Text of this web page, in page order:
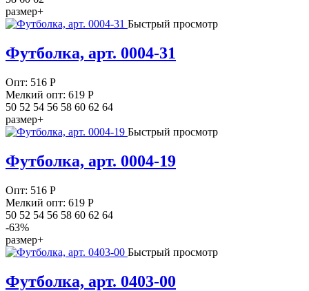
размер+
Быстрый просмотр
Футболка, арт. 0004-31
Опт: 516 Р
Мелкий опт: 619 Р
50 52 54 56 58 60 62 64
размер+
Быстрый просмотр
Футболка, арт. 0004-19
Опт: 516 Р
Мелкий опт: 619 Р
50 52 54 56 58 60 62 64
-63%
размер+
Быстрый просмотр
Футболка, арт. 0403-00